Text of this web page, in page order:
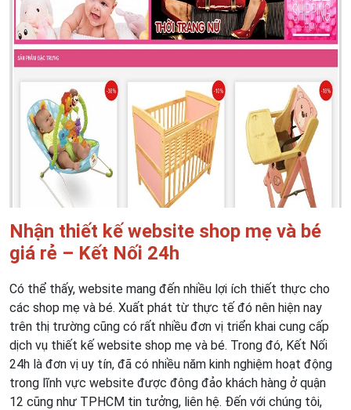
Nhận thiết kế website shop mẹ và bé
giá rẻ – Kết Nối 24h
Có thể thấy, website mang đến nhiều lợi ích thiết thực cho
các shop mẹ và bé. Xuất phát từ thực tế đó nên hiện nay
trên thị trường cũng có rất nhiều đơn vị triển khai cung cấp
dịch vụ thiết kế website shop mẹ và bé. Trong đó, Kết Nối
24h là đơn vị uy tín, đã có nhiều năm kinh nghiệm hoạt động
trong lĩnh vực website được đông đảo khách hàng ở quận
12 cũng như TPHCM tin tưởng, liên hệ. Đến với chúng tôi,